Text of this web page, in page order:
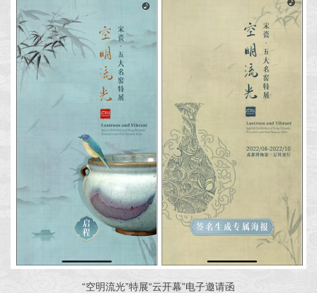
“空明流光”特展“云开幕”电子邀请函